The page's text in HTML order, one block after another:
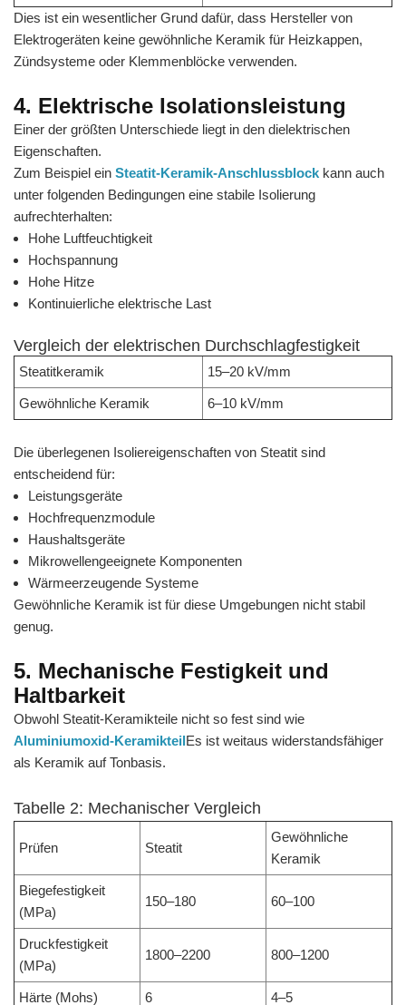
Dies ist ein wesentlicher Grund dafür, dass Hersteller von
Elektrogeräten keine gewöhnliche Keramik für Heizkappen,
Zündsysteme oder Klemmenblöcke verwenden.
4. Elektrische Isolationsleistung
Einer der größten Unterschiede liegt in den dielektrischen
Eigenschaften.
Zum Beispiel ein Steatit-Keramik-Anschlussblock kann auch
unter folgenden Bedingungen eine stabile Isolierung
aufrechterhalten:
Hohe Luftfeuchtigkeit
Hochspannung
Hohe Hitze
Kontinuierliche elektrische Last
Vergleich der elektrischen Durchschlagfestigkeit
Steatitkeramik 15–20 kV/mm
Gewöhnliche Keramik 6–10 kV/mm
Die überlegenen Isoliereigenschaften von Steatit sind
entscheidend für:
Leistungsgeräte
Hochfrequenzmodule
Haushaltsgeräte
Mikrowellengeeignete Komponenten
Wärmeerzeugende Systeme
Gewöhnliche Keramik ist für diese Umgebungen nicht stabil
genug.
5. Mechanische Festigkeit und
Haltbarkeit
Obwohl Steatit-Keramikteile nicht so fest sind wie
Aluminiumoxid-Keramikteil Es ist weitaus widerstandsfähiger
als Keramik auf Tonbasis.
Tabelle 2: Mechanischer Vergleich
Prüfen Steatit
Gewöhnliche
Keramik
Biegefestigkeit
(MPa)
150–180 60–100
Druckfestigkeit
(MPa)
1800–2200 800–1200
Härte (Mohs) 6 4–5